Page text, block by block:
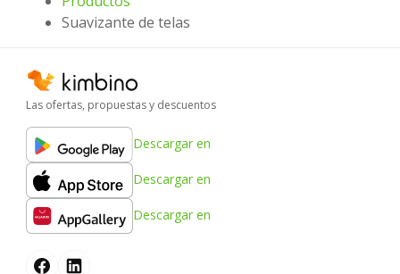
Suavizante de telas
Las ofertas, propuestas y descuentos
Descargar en
Descargar en
Descargar en